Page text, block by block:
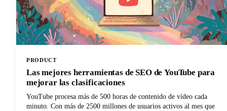
PRODUCT
Las mejores herramientas de SEO de YouTube para
mejorar las clasificaciones
YouTube procesa más de 500 horas de contenido de vídeo cada
minuto. Con más de 2500 millones de usuarios activos al mes que